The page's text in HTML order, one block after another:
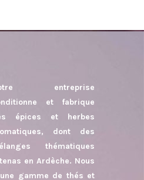
entreprise
et fabrique
épices et herbes
dont des
thématiques
en Ardèche. Nous
gamme de thés et